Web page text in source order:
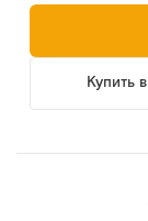
Купить